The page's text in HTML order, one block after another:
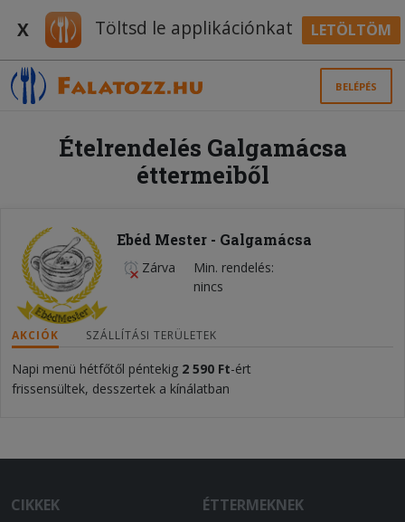
X Töltsd le applikációnkat LETÖLTÖM
BELÉPÉS
Ételrendelés Galgamácsa
éttermeiből
Ebéd Mester - Galgamácsa
Zárva
Min. rendelés
nincs
AKCIÓK SZÁLLÍTÁSI TERÜLETEK
Napi menü hétfőtől péntekig 2 590 Ft-ért
frissensültek, desszertek a kínálatban
CIKKEK
ÉTTERMEKNEK